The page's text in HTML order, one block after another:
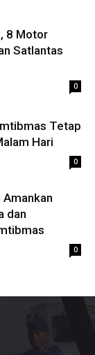
8 Motor
Satlantas
0
Tetap
Hari
0
dan
0